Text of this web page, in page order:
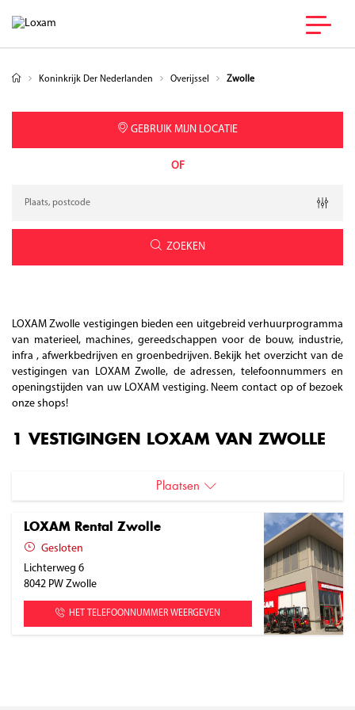
Koninkrijk Der Nederlanden Overijssel Zwolle
GEBRUIK MIJN LOCATIE
OF
Breedtegraad
Lengtegraad
Geolocation
ZOEKEN
LOXAM Zwolle vestigingen bieden een uitgebreid verhuurprogramma
van materieel, machines, gereedschappen voor de bouw, industrie,
infra , afwerkbedrijven en groenbedrijven. Bekijk het overzicht van de
vestigingen van LOXAM Zwolle, de adressen, telefoonnummers en
openingstijden van uw LOXAM vestiging. Neem contact op of bezoek
onze shops!
1 VESTIGINGEN LOXAM VAN ZWOLLE
Plaatsen
LOXAM Rental Zwolle
Gesloten
Lichterweg 6
8042 PW Zwolle
HET TELEFOONNUMMER WEERGEVEN